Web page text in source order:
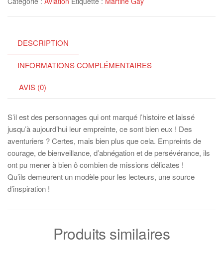
épopée
deux
normes
DESCRIPTION
INFORMATIONS COMPLÉMENTAIRES
AVIS (0)
S’il est des personnages qui ont marqué l’histoire et laissé
jusqu’à aujourd’hui leur empreinte, ce sont bien eux ! Des
aventuriers ? Certes, mais bien plus que cela. Empreints de
courage, de bienveillance, d’abnégation et de persévérance, ils
ont pu mener à bien ô combien de missions délicates !
Qu’ils demeurent un modèle pour les lecteurs, une source
d’inspiration !
Produits similaires